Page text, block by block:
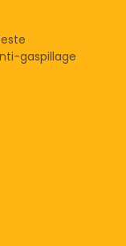
gaspillage